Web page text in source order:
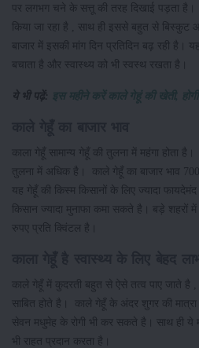
पर लगभग चने के सत्तू की तरह दिखाई पड़ता
किया जा रहा है , साथ ही इससे बहुत से बिस्कुट
बाजार में इसकी मांग दिन प्रतिदिन बढ़ रही है।
बचाता है और स्वास्थ्य को भी स्वस्थ रखता है।
ये भी पढ़ें: इस महीने करें काले गेहूं की खेती,
काला गेहूँ सामान्य गेहूँ की तुलना में महंगा होता
तुलना में अधिक है। काले गेहूँ का बाजार भाव
यह गेहूँ की किस्म किसानों के लिए ज्यादा
किसान ज्यादा मुनाफा कमा सकते है। बड़े शहरों
रुपए प्रति क्विंटल है।
काले गेहूँ में कुदरती बहुत से ऐसे तत्व पाए जाते है
साबित होते है। काले गेहूँ के अंदर शुगर की
सेवन मधुमेह के रोगी भी कर सकते है। साथ ही ये
भी राहत प्रदान करता है।